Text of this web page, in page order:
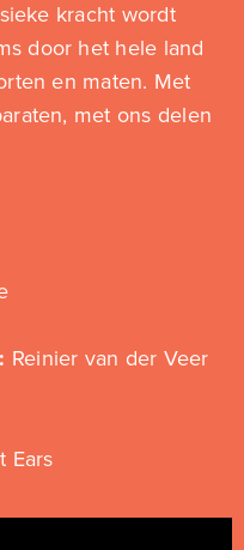
kracht wordt
door het hele land
en maten. Met
met ons delen
Reinier van der Veer
Ears